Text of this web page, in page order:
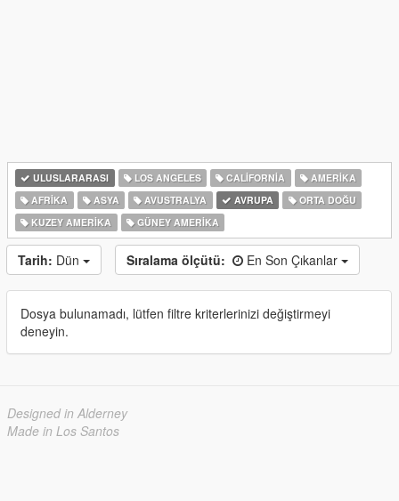
ULUSLARARASI LOS ANGELES CALIFORNIA
AMERIKA
AFRIKA
ASYA AVUSTRALYA AVRUPA
ORTA DOĞU
KUZEY AMERIKA
GÜNEY AMERIKA
Tarih: Dün Sıralama ölçütü: En Son Çıkanlar
Dosya bulunamadı, lütfen filtre kriterlerinizi değiştirmeyi
deneyin.
Designed in Alderney
Made in Los Santos